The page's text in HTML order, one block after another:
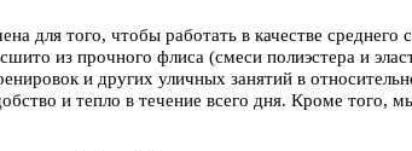
для того, чтобы работать в качестве
из прочного флиса (смеси полиэстера и
и других уличных занятий в
и тепло в течение всего дня. Кроме